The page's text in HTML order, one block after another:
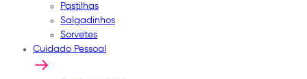
Pastilhas
Salgadinhos
Sorvetes
Cuidado Pessoal